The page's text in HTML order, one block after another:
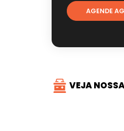
AGENDE
VEJA